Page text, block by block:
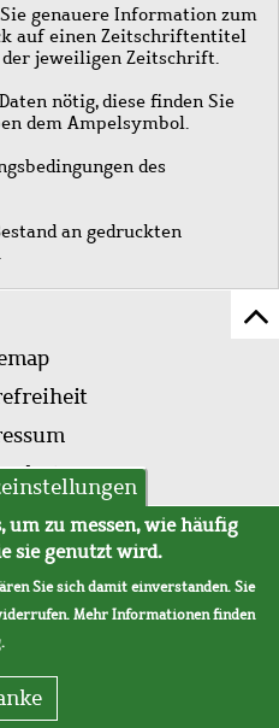
genauere Information zum
auf einen Zeitschriftentitel
jeweiligen Zeitschrift.
nötig, diese finden Sie
dem Ampelsymbol.
des
an gedruckten
um zu messen, wie häufig
sie genutzt wird.
Sie sich damit einverstanden. Sie
Mehr Informationen finden
.